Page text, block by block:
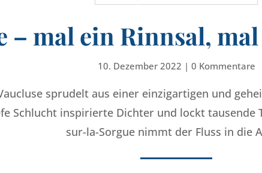
– mal ein Rinnsal,
10. Dezember 2022 | 0 Kommentare
sprudelt aus einer einzigartigen und
Schlucht inspirierte Dichter und lockt tausende
sur-la-Sorgue nimmt der Fluss in die